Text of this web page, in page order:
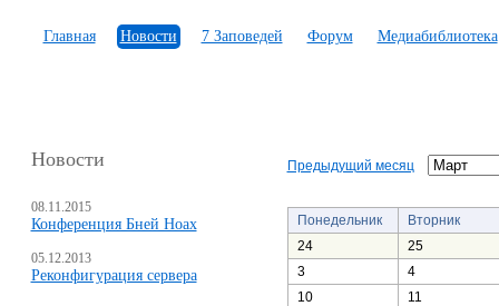
Главная Новости 7 Заповедей Форум Медиабиблиотека
Новости
08.11.2015
Конференция Бней Ноах
05.12.2013
Реконфигурация сервера
Предыдущий месяц
Понедельник
Вторник
24
25
3
4
10
11